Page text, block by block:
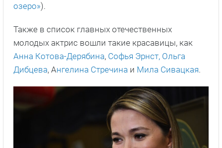
озеро»).
Также в список главных отечественных
молодых актрис вошли такие красавицы, как
Анна Котова-Дерябина, Софья Эрнст, Ольга
Дибцева, Ангелина Стречина и Мила Сивацкая.